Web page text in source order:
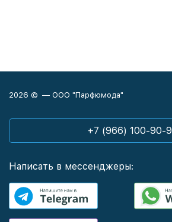
2026 © — ООО "Парфюмода"
+7 (966) 100-90-
Написать в мессенджеры: